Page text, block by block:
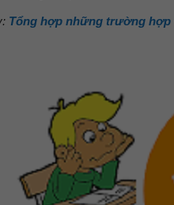
Tổng hợp những trường hợp